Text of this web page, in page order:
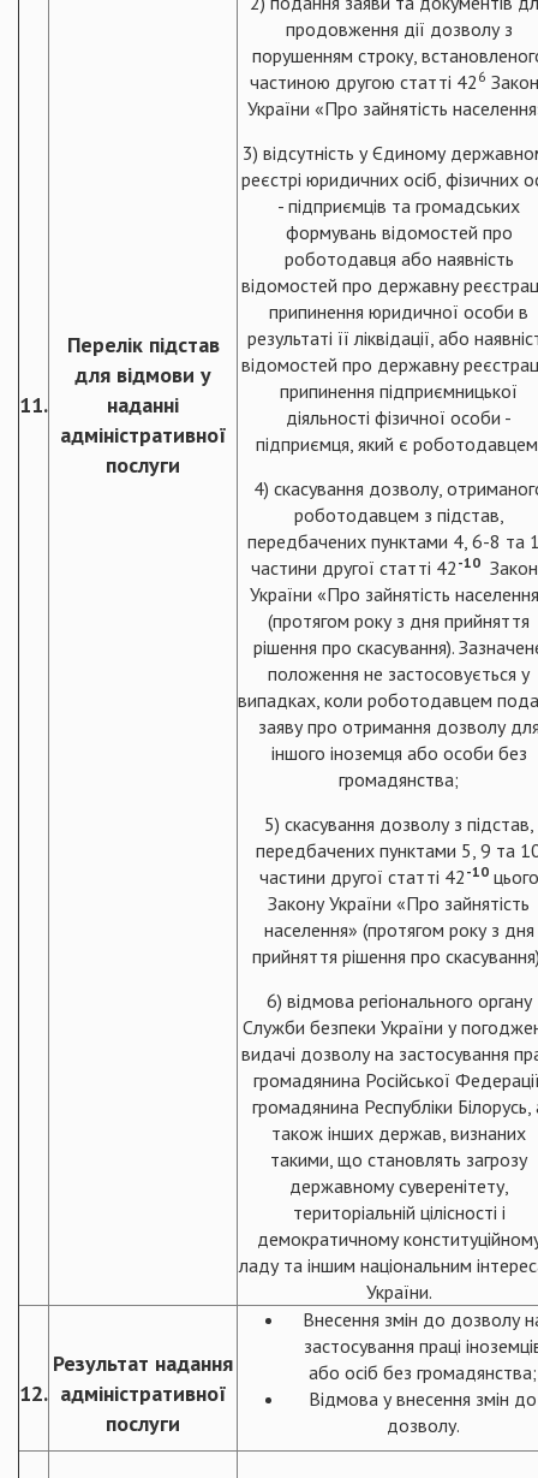
11.
Перелік підстав
для відмови у
наданні
адміністративної
послуги
продовження дії дозволу з
порушенням строку,
частиною другою статті 42 6
України «Про зайнятість
3) відсутність у Єдиному
реєстрі юридичних осіб, фізичних
- підприємців та громадських
формувань відомостей про
роботодавця або наявність
відомостей про державну
припинення юридичної особи в
результаті її ліквідації, або
відомостей про державну
припинення підприємницької
діяльності фізичної особи -
підприємця, який є
4) скасування дозволу,
роботодавцем з підстав,
передбачених пунктами 4, 6-8 та
частини другої статті 42 -10
України «Про зайнятість
(протягом року з дня прийняття
рішення про скасування).
положення не застосовується у
випадках, коли роботодавцем
заяву про отримання дозволу
іншого іноземця або особи без
громадянства;
5) скасування дозволу з підстав,
передбачених пунктами 5, 9 та
частини другої статті 42 -10цього
Закону України «Про зайнятість
населення» (протягом року з дня
прийняття рішення про
6) відмова регіонального органу
Служби безпеки України у
видачі дозволу на застосування
громадянина Російської
громадянина Республіки Білорусь,
також інших держав, визнаних
такими, що становлять загрозу
державному суверенітету,
територіальній цілісності і
демократичному
ладу та іншим національним
України.
12.
Результат надання
адміністративної
послуги
Внесення змін до дозволу
застосування праці
або осіб без громадянства;
Відмова у внесення змін до
дозволу.